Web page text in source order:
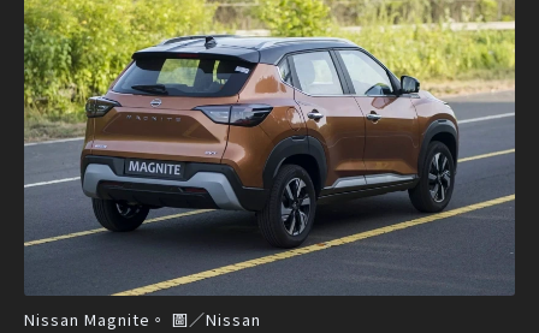
Nissan Magnite。 圖／Nissan